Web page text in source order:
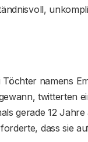
namens
twitterten
gerade 12
dass sie